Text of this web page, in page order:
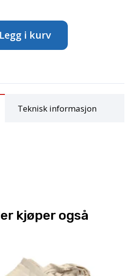
Legg i kurv
Teknisk informasjon
kjøper også